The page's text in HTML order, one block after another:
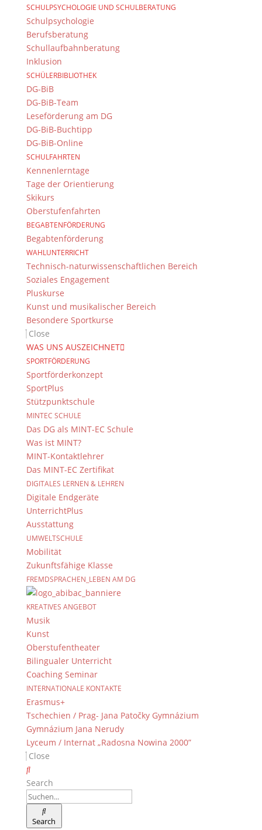
SCHULPSYCHOLOGIE UND SCHULBERATUNG
Schulpsychologie
Berufsberatung
Schullaufbahnberatung
Inklusion
SCHÜLERBIBLIOTHEK
DG-BiB
DG-BiB-Team
Leseförderung am DG
DG-BiB-Buchtipp
DG-BiB-Online
SCHULFAHRTEN
Kennenlerntage
Tage der Orientierung
Skikurs
Oberstufenfahrten
BEGABTENFÖRDERUNG
Begabtenförderung
WAHLUNTERRICHT
Technisch-naturwissenschaftlichen Bereich
Soziales Engagement
Pluskurse
Kunst und musikalischer Bereich
Besondere Sportkurse
Close
WAS UNS AUSZEICHNET
SPORTFÖRDERUNG
Sportförderkonzept
SportPlus
Stützpunktschule
MINTEC SCHULE
Das DG als MINT-EC Schule
Was ist MINT?
MINT-Kontaktlehrer
Das MINT-EC Zertifikat
DIGITALES LERNEN & LEHREN
Digitale Endgeräte
UnterrichtPlus
Ausstattung
UMWELTSCHULE
Mobilität
Zukunftsfähige Klasse
FREMDSPRACHEN_LEBEN AM DG
KREATIVES ANGEBOT
Musik
Kunst
Oberstufentheater
Bilingualer Unterricht
Coaching Seminar
INTERNATIONALE KONTAKTE
Erasmus+
Tschechien / Prag- Jana Patočky Gymnázium
Gymnázium Jana Nerudy
Lyceum / Internat „Radosna Nowina 2000”
Close
Search
Search
© 2015-2017 Dientzenhofer-Gymnasium Bamberg -
Von Hand erstellt. Mit viel